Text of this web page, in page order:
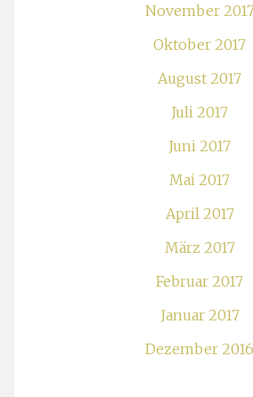
November
Oktober 2017
August 2017
Juli 2017
Juni 2017
Mai 2017
April 2017
März 2017
Februar 2017
Januar 2017
Dezember 2016